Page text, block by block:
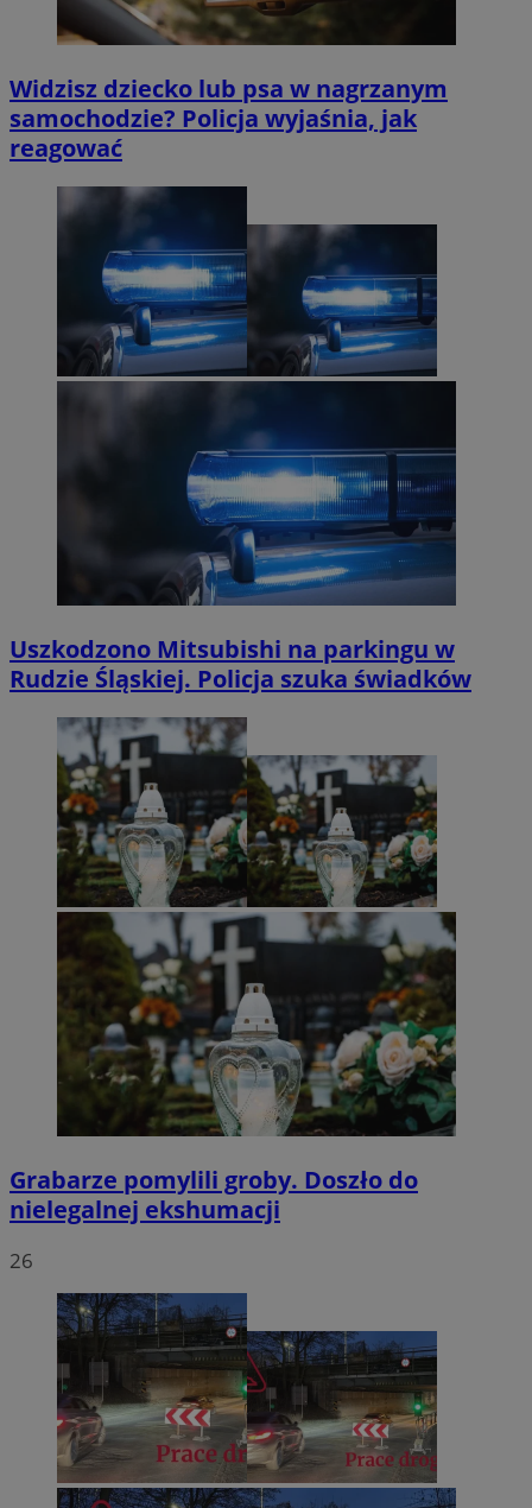
Widzisz dziecko lub psa w nagrzanym
samochodzie? Policja wyjaśnia, jak
reagować
Uszkodzono Mitsubishi na parkingu w
Rudzie Śląskiej. Policja szuka świadków
Grabarze pomylili groby. Doszło do
nielegalnej ekshumacji
26